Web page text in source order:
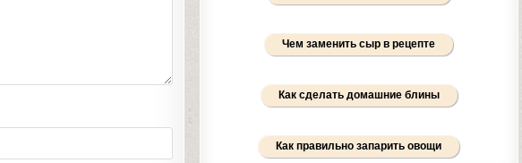
Чем заменить сыр в рецепте
Как сделать домашние блины
Как правильно запарить овощи